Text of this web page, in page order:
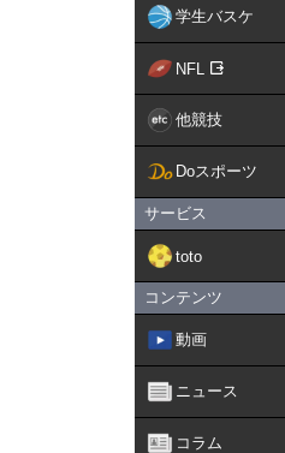
学生バスケ
NFL
他競技
Doスポーツ
サービス
toto
コンテンツ
動画
ニュース
コラム